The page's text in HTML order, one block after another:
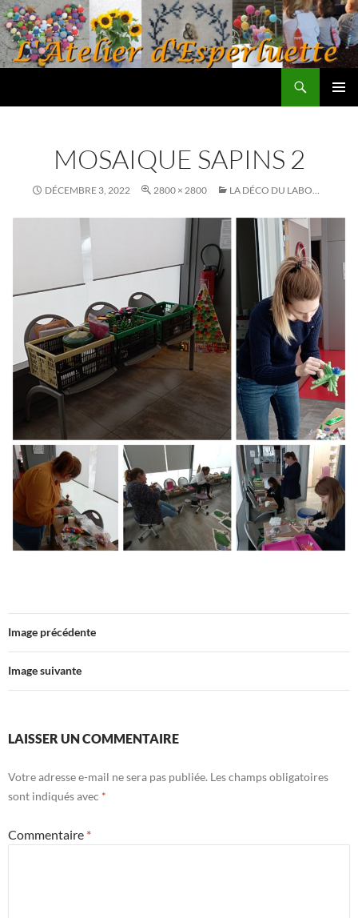
Aller
au
contenu
MOSAIQUE SAPINS 2
DÉCEMBRE 3, 2022 2800 × 2800 LA DÉCO DU LABO…
Image précédente
Image suivante
LAISSER UN COMMENTAIRE
Votre adresse e-mail ne sera pas publiée. Les champs obligatoires
sont indiqués avec *
Commentaire *